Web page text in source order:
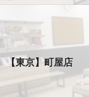
【東京】町屋店